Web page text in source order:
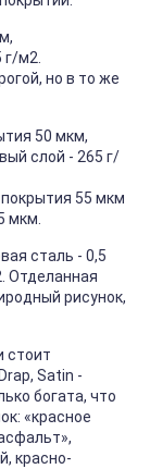
м2.
но в то же
50 мкм,
слой - 265 г/
55 мкм
мкм.
сталь - 0,5
Отделанная
рисунок,
стоит
Satin -
богата, что
«красное
красно-